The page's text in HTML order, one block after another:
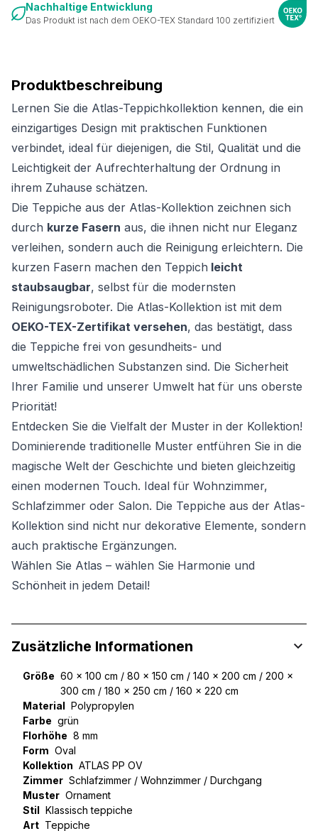
Produktbeschreibung
Lernen Sie die Atlas-Teppichkollektion kennen, die ein
einzigartiges Design mit praktischen Funktionen
verbindet, ideal für diejenigen, die Stil, Qualität und die
Leichtigkeit der Aufrechterhaltung der Ordnung in
ihrem Zuhause schätzen.
Die Teppiche aus der Atlas-Kollektion zeichnen sich
durch kurze Fasern aus, die ihnen nicht nur Eleganz
verleihen, sondern auch die Reinigung erleichtern. Die
kurzen Fasern machen den Teppich leicht
staubsaugbar, selbst für die modernsten
Reinigungsroboter. Die Atlas-Kollektion ist mit dem
OEKO-TEX-Zertifikat versehen, das bestätigt, dass
die Teppiche frei von gesundheits- und
umweltschädlichen Substanzen sind. Die Sicherheit
Ihrer Familie und unserer Umwelt hat für uns oberste
Priorität!
Entdecken Sie die Vielfalt der Muster in der Kollektion!
Dominierende traditionelle Muster entführen Sie in die
magische Welt der Geschichte und bieten gleichzeitig
einen modernen Touch. Ideal für Wohnzimmer,
Schlafzimmer oder Salon. Die Teppiche aus der Atlas-
Kollektion sind nicht nur dekorative Elemente, sondern
auch praktische Ergänzungen.
Wählen Sie Atlas – wählen Sie Harmonie und
Schönheit in jedem Detail!
Nachhaltige Entwicklung
Das Produkt ist nach dem OEKO-TEX Standard 100 zertifiziert
Zusätzliche Informationen
Größe 60 x 100 cm / 80 x 150 cm / 140 x 200 cm / 200 x
300 cm / 180 x 250 cm / 160 x 220 cm
Material Polypropylen
Farbe grün
Florhöhe 8 mm
Form Oval
Kollektion ATLAS PP OV
Zimmer Schlafzimmer / Wohnzimmer / Durchgang
Muster Ornament
Stil Klassisch teppiche
Art Teppiche